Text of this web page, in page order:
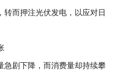
而押注光伏发电，以应对日
急剧下降，而消费量却持续攀